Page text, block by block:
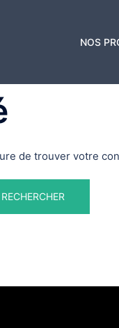
NOS
de trouver votre